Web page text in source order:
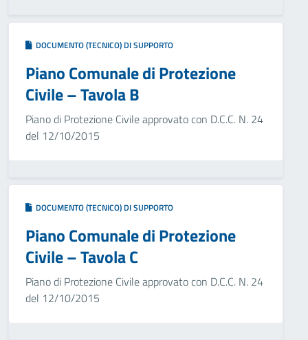
DOCUMENTO (TECNICO) DI SUPPORTO
Piano Comunale di Protezione
Civile – Tavola B
Piano di Protezione Civile approvato con D.C.C. N. 24
del 12/10/2015
DOCUMENTO (TECNICO) DI SUPPORTO
Piano Comunale di Protezione
Civile – Tavola C
Piano di Protezione Civile approvato con D.C.C. N. 24
del 12/10/2015